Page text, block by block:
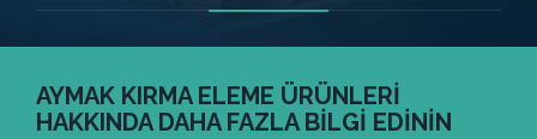
AYMAK KIRMA ELEME ÜRÜNLERİ
HAKKINDA DAHA FAZLA BİLGİ EDİNİN